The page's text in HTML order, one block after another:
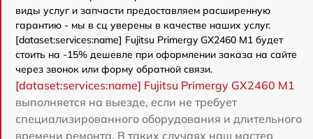
виды услуг и запчасти предоставляем расширенную
гарантию - мы в сц уверены в качестве наших услуг.
[dataset:services:name] Fujitsu Primergy GX2460 M1 будет
стоить на -15% дешевле при оформлении заказа на сайте
через звонок или форму обратной связи.
[dataset:services:name] Fujitsu Primergy GX2460 M1
выполняется на выезде, если не требует
специализированного оборудования и длительного
времени ремонта. В таких случаях наш мастер